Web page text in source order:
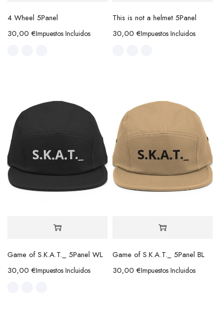
4 Wheel 5Panel
30,00 €Impuestos Incluidos
This is not a helmet 5Panel
30,00 €Impuestos Incluidos
Game of S.K.A.T._ 5Panel WL
30,00 €Impuestos Incluidos
Game of S.K.A.T._ 5Panel BL
30,00 €Impuestos Incluidos